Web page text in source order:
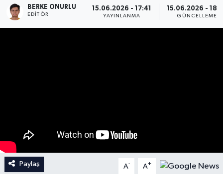
BERKE ONURLU
EDITÖR
15.06.2026 - 17:41
YAYINLANMA
15.06.2026 -
GÜNCELLEME
Paylaş A- A+
İngiltere Premier Lig
İngiltere Premier Lig
Portekiz Ligi